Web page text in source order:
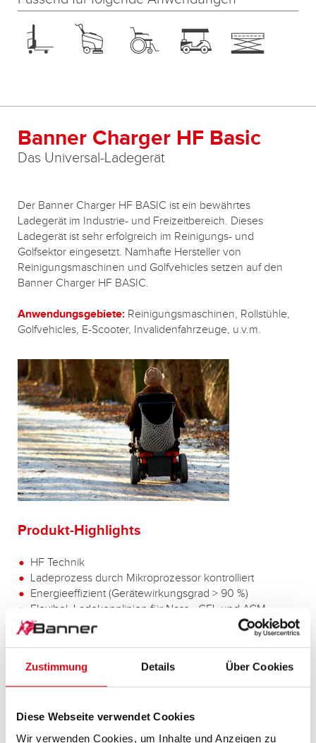
Zustimmung Details Über Cookies
Diese Webseite verwendet Cookies
Wir verwenden Cookies, um Inhalte und Anzeigen zu
Banner Charger HF Basic
Das Universal-Ladegerät
Der Banner Charger HF BASIC ist ein bewährtes
Ladegerät im Industrie- und Freizeitbereich. Dieses
Ladegerät ist sehr erfolgreich im Reinigungs- und
Golfsektor eingesetzt. Namhafte Hersteller von
Reinigungsmaschinen und Golfvehicles setzen auf den
Banner Charger HF BASIC.
Anwendungsgebiete: Reinigungsmaschinen, Rollstühle,
Golfvehicles, E-Scooter, Invalidenfahrzeuge, u.v.m.
Produkt-Highlights
HF Technik
Ladeprozess durch Mikroprozessor kontrolliert
Energieeffizient (Gerätewirkungsgrad > 90 %)
Flexibel, Ladekennlinien für Nass-, GEL und AGM
Batterien
Netzspannungsschwankungen werden ausgeglichen
LED Anzeige
u.v.m.